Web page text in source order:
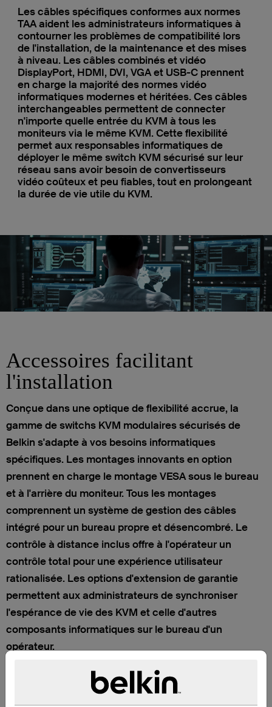
Les câbles spécifiques conformes aux normes
TAA aident les administrateurs informatiques à
contourner les problèmes de compatibilité lors
de l'installation, de la maintenance et des mises
à niveau. Les câbles combinés et vidéo
DisplayPort, HDMI, DVI, VGA et USB-C prennent
en charge la majorité des normes vidéo
informatiques modernes et héritées. Ces câbles
interchangeables permettent de connecter
n'importe quelle entrée du KVM à tous les
moniteurs via le même KVM. Cette flexibilité
permet aux responsables informatiques de
déployer le même switch KVM sécurisé sur leur
réseau sans avoir besoin de convertisseurs
vidéo coûteux et peu fiables, tout en prolongeant
la durée de vie utile du KVM.
Accessoires facilitant
l'installation
Conçue dans une optique de flexibilité accrue, la
gamme de switchs KVM modulaires sécurisés de
Belkin s'adapte à vos besoins informatiques
spécifiques. Les montages innovants en option
prennent en charge le montage VESA sous le bureau
et à l'arrière du moniteur. Tous les montages
comprennent un système de gestion des câbles
intégré pour un bureau propre et désencombré. Le
contrôle à distance inclus offre à l'opérateur un
contrôle total pour une expérience utilisateur
rationalisée. Les options d'extension de garantie
permettent aux administrateurs de synchroniser
l'espérance de vie des KVM et celle d'autres
composants informatiques sur le bureau d'un
opérateur.
Contenu de l'emballage